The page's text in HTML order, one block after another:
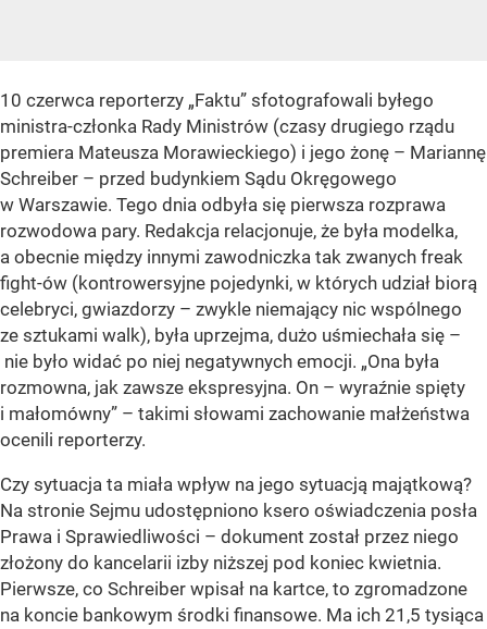
10 czerwca reporterzy „Faktu” sfotografowali byłego
ministra-członka Rady Ministrów (czasy drugiego rządu
premiera Mateusza Morawieckiego) i jego żonę – Mariannę
Schreiber – przed budynkiem Sądu Okręgowego
w Warszawie. Tego dnia odbyła się pierwsza rozprawa
rozwodowa pary. Redakcja relacjonuje, że była modelka,
a obecnie między innymi zawodniczka tak zwanych freak
fight-ów (kontrowersyjne pojedynki, w których udział biorą
celebryci, gwiazdorzy – zwykle niemający nic wspólnego
ze sztukami walk), była uprzejma, dużo uśmiechała się –
nie było widać po niej negatywnych emocji. „Ona była
rozmowna, jak zawsze ekspresyjna. On – wyraźnie spięty
i małomówny” – takimi słowami zachowanie małżeństwa
ocenili reporterzy.
Czy sytuacja ta miała wpływ na jego sytuacją majątkową?
Na stronie Sejmu udostępniono ksero oświadczenia posła
Prawa i Sprawiedliwości – dokument został przez niego
złożony do kancelarii izby niższej pod koniec kwietnia.
Pierwsze, co Schreiber wpisał na kartce, to zgromadzone
na koncie bankowym środki finansowe. Ma ich 21,5 tysiąca